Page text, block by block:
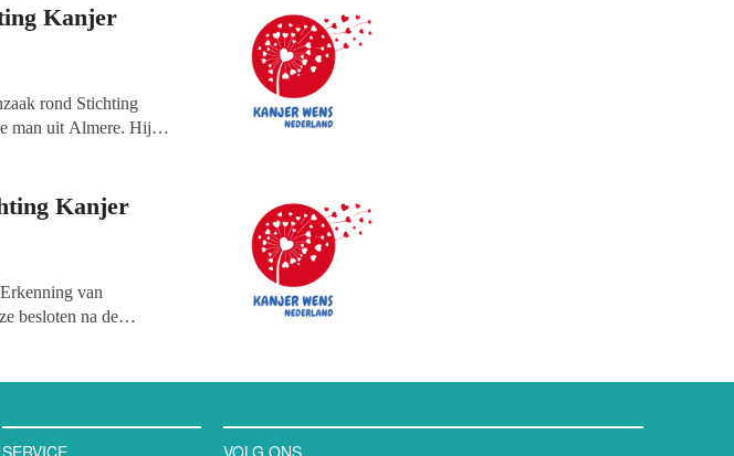
Kanjer
rond Stichting
man uit Almere. Hij
Kanjer
van
besloten na de